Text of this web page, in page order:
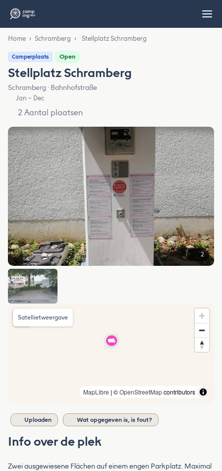
Home › Schramberg › Stellplatz Schramberg
Camperplaats Open
Stellplatz Schramberg
Schramberg · Bahnhofstraße
Jan – Dec
2 Aantal plaatsen
2
MapLibre | ©OpenStreetMapcontributors
Satellietweergave
Uploaden Wat opgegeven is, is fout?
Info over de plek
Zwei ausgewiesene Flächen auf einem engen Parkplatz. Maximal